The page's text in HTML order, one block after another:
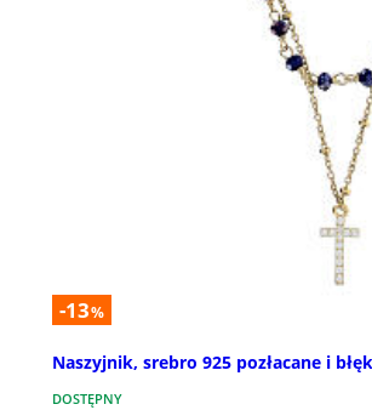
-13%
Naszyjnik, srebro 925 pozłacane i
DOSTĘPNY